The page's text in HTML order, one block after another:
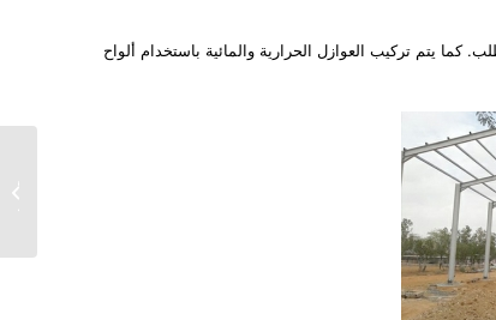
يتم تركيب العوازل الحرارية والمائية باستخدام ألواح